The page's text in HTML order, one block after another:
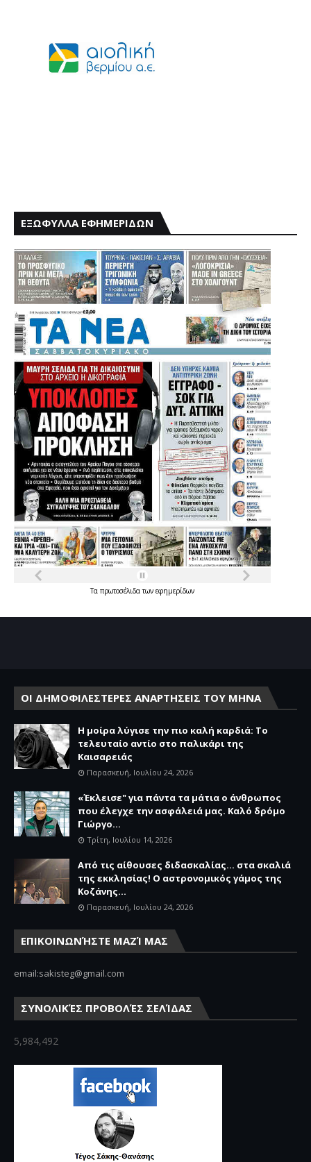
ΕΞΩΦΥΛΛΑ ΕΦΗΜΕΡΙΔΩΝ
Τα πρωτοσέλιδατων εφημερίδων
ΟΙ ΔΗΜΟΦΙΛΕΣΤΕΡΕΣ ΑΝΑΡΤΗΣΕΙΣ ΤΟΥ ΜΗΝΑ
Η μοίρα λύγισε την πιο καλή καρδιά: Το
τελευταίο αντίο στο παλικάρι της
Καισαρειάς
Παρασκευή, Ιουλίου 24, 2026
«Έκλεισε" για πάντα τα μάτια ο άνθρωπος
που έλεγχε την ασφάλειά μας. Καλό δρόμο
Γιώργο...
Τρίτη, Ιουλίου 14, 2026
Από τις αίθουσες διδασκαλίας… στα σκαλιά
της εκκλησίας! Ο αστρονομικός γάμος της
Κοζάνης...
Παρασκευή, Ιουλίου 24, 2026
ΕΠΙΚΟΙΝΩΝΉΣΤΕ ΜΑΖΊ ΜΑΣ
email:sakisteg@gmail.com
ΣΥΝΟΛΙΚΈΣ ΠΡΟΒΟΛΈΣ ΣΕΛΊΔΑΣ
5,984,492